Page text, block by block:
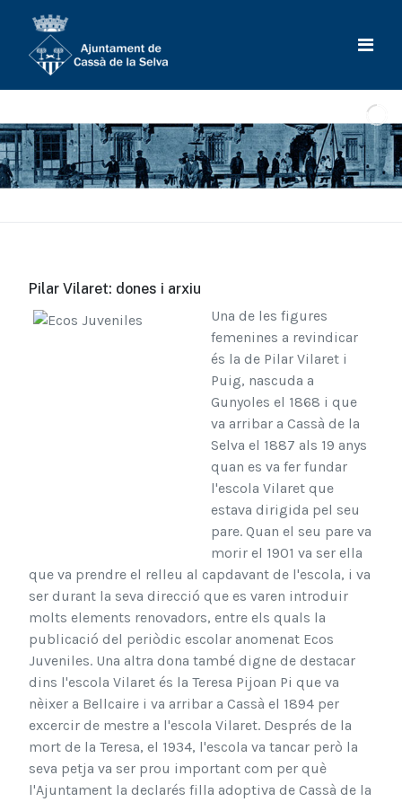
Pilar Vilaret: dones i arxiu
Una de les figures
femenines a revindicar
és la de Pilar Vilaret i
Puig, nascuda a
Gunyoles el 1868 i que
va arribar a Cassà de la
Selva el 1887 als 19 anys
quan es va fer fundar
l'escola Vilaret que
estava dirigida pel seu
pare. Quan el seu pare va
morir el 1901 va ser ella
que va prendre el relleu al capdavant de l'escola, i va
ser durant la seva direcció que es varen introduir
molts elements renovadors, entre els quals la
publicació del periòdic escolar anomenat Ecos
Juveniles. Una altra dona també digne de destacar
dins l'escola Vilaret és la Teresa Pijoan Pi que va
nèixer a Bellcaire i va arribar a Cassà el 1894 per
excercir de mestre a l'escola Vilaret. Després de la
mort de la Teresa, el 1934, l'escola va tancar però la
seva petja va ser prou important com per què
l'Ajuntament la declarés filla adoptiva de Cassà de la